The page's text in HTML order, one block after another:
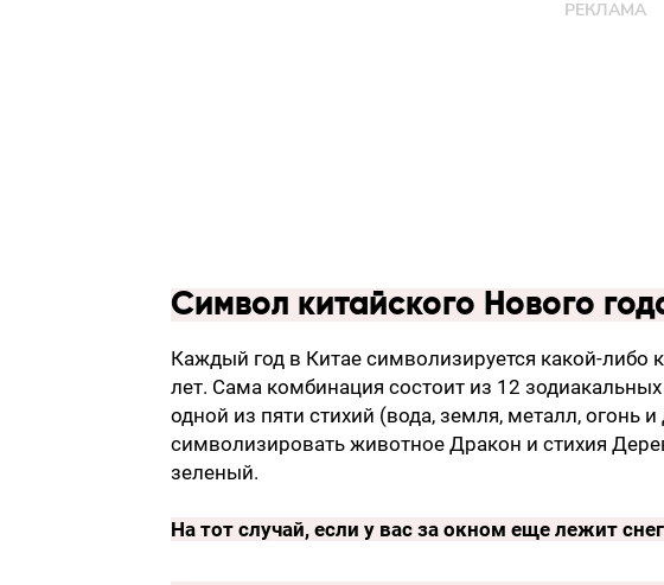
Символ китайского Нового
Каждый год в Китае символизируется какой-
лет. Сама комбинация состоит из 12
одной из пяти стихий (вода, земля, металл, огонь
символизировать животное Дракон и стихия
зеленый.
На тот случай, если у вас за окном еще лежит